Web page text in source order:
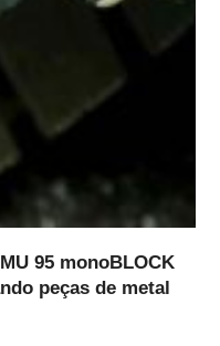
95 monoBLOCK
peças de metal